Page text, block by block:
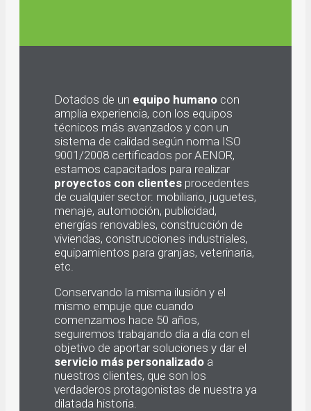
Dotados de un equipo humano con
amplia experiencia, con los equipos
técnicos más avanzados y con un
sistema de calidad según norma ISO
9001/2008 certificados por AENOR,
estamos capacitados para realizar
proyectos con clientes procedentes
de cualquier sector: mobiliario, juguetes,
menaje, automoción, publicidad,
energías renovables, construcción de
viviendas, construcciones industriales,
equipamientos para granjas, veterinaria,
etc.
Conservando la misma ilusión y el
mismo empuje que cuando
comenzamos hace 50 años,
seguiremos trabajando día a día con el
objetivo de aportar soluciones y dar el
servicio más personalizado a
nuestros clientes, que son los
verdaderos protagonistas de nuestra ya
dilatada historia.